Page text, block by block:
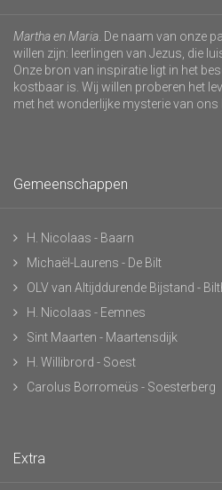
Martha en Maria . De naam van onze
willen zijn: leerlingen van Jezus, die
Onze bron van inspiratie ligt in het
kostbaar is. Wij willen proberen het
met het wonderlijke mysterie van ons
Gemeenschappen
H. Nicolaas - Baarn
Michaël-Laurens - De Bilt
OLV van Altijddurende Bijstand -
H. Nicolaas - Eemnes
Sint Maarten - Maartensdijk
H. Willibrord - Soest
Carolus Borromeüs - Soesterberg
Extra